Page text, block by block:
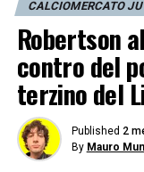
CALCIOMERCATO
Robertson
contro del
terzino del
Published 2
By Mauro